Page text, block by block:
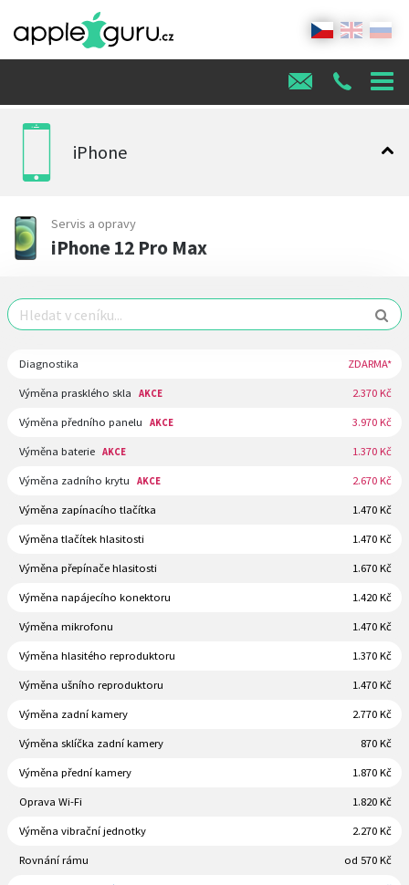
iPhone
Servis a opravy
iPhone 12 Pro Max
Diagnostika ZDARMA*
Výměna prasklého skla AKCE 2.370 Kč
Výměna předního panelu AKCE 3.970 Kč
Výměna baterie AKCE 1.370 Kč
Výměna zadního krytu AKCE 2.670 Kč
Výměna zapínacího tlačítka 1.470 Kč
Výměna tlačítek hlasitosti 1.470 Kč
Výměna přepínače hlasitosti 1.670 Kč
Výměna napájecího konektoru 1.420 Kč
Výměna mikrofonu 1.470 Kč
Výměna hlasitého reproduktoru 1.370 Kč
Výměna ušního reproduktoru 1.470 Kč
Výměna zadní kamery 2.770 Kč
Výměna sklíčka zadní kamery 870 Kč
Výměna přední kamery 1.870 Kč
Oprava Wi-Fi 1.820 Kč
Výměna vibrační jednotky 2.270 Kč
Rovnání rámu od 570 Kč